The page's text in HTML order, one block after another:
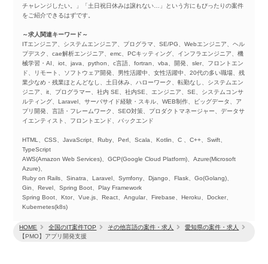
HOME 全国のIT案件TOP その他言語の案件・求人
愛知県の案件・求人
【PMO】アプリ開発支援
チャレンジしたい。」「土日祝日休みは譲れない…」という方にもぴったりの案件
をご紹介できるはずです。
～求人関連キーワード～
ITエンジニア、システムエンジニア、プログラマ、SE/PG、Webエンジニア、ヘル
プデスク、cae解析エンジニア、emc、PCキッティング、インフラエンジニア、機
械学習・AI、iot、java、python、c言語、fortran、vba、開発、sler、フロントエン
ド、リモート、ソフトウェア開発、男性活躍中、女性活躍中、20代の多い職場、残
業少なめ・残業ほとんどなし、土日休み、ハローワーク、転勤なし、システムエン
ジニア、it、プログラマー、社内 SE、社内SE、エンジニア、SE、システムコンサ
ルティング、Laravel、サーバサイド経験・スキル、WEB制作、ビッグデータ、ア
プリ開発、言語・フレームワーク、SEO対策、プロダクトマネージャー、データサ
イエンティスト、フロントエンド、バックエンド
HTML、CSS、JavaScript、Ruby、Perl、Scala、Kotlin、C 、C++、Swift、
TypeScript
AWS(Amazon Web Services)、GCP(Google Cloud Platform)、Azure(Microsoft
Azure)、
Ruby on Rails、Sinatra、Laravel、Symfony、Django、Flask、Go(Golang)、
Gin、Revel、Spring Boot、Play Framework
Spring Boot、Ktor、Vue.js、React、Angular、Firebase、Heroku、Docker、
Kubernetes(k8s)